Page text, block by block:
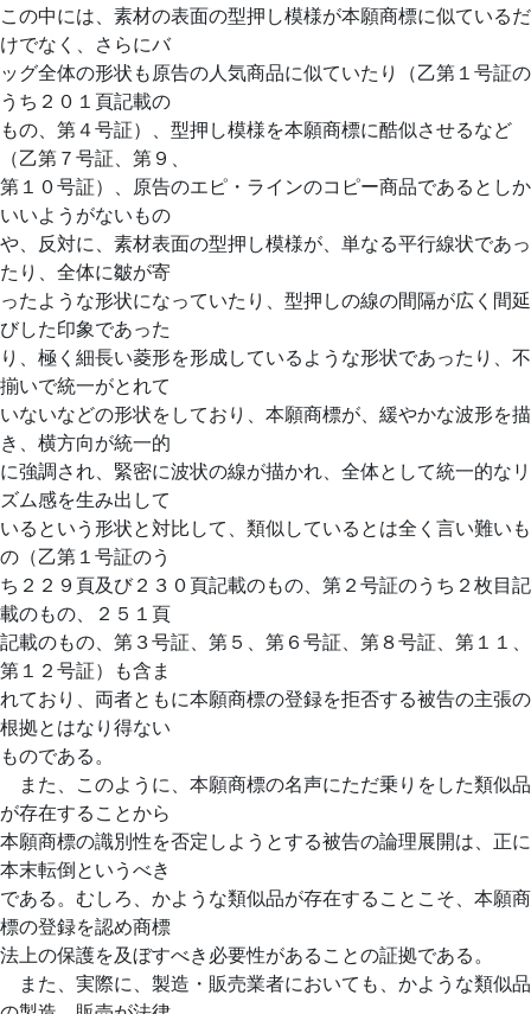
この中には、素材の表面の型押し模様が本願商標に似ているだ
けでなく、さらにバ
ッグ全体の形状も原告の人気商品に似ていたり（乙第１号証の
うち２０１頁記載の
もの、第４号証）、型押し模様を本願商標に酷似させるなど
（乙第７号証、第９、
第１０号証）、原告のエピ・ラインのコピー商品であるとしか
いいようがないもの
や、反対に、素材表面の型押し模様が、単なる平行線状であっ
たり、全体に皺が寄
ったような形状になっていたり、型押しの線の間隔が広く間延
びした印象であった
り、極く細長い菱形を形成しているような形状であったり、不
揃いで統一がとれて
いないなどの形状をしており、本願商標が、緩やかな波形を描
き、横方向が統一的
に強調され、緊密に波状の線が描かれ、全体として統一的なリ
ズム感を生み出して
いるという形状と対比して、類似しているとは全く言い難いも
の（乙第１号証のう
ち２２９頁及び２３０頁記載のもの、第２号証のうち２枚目記
載のもの、２５１頁
記載のもの、第３号証、第５、第６号証、第８号証、第１１、
第１２号証）も含ま
れており、両者ともに本願商標の登録を拒否する被告の主張の
根拠とはなり得ない
ものである。
また、このように、本願商標の名声にただ乗りをした類似品
が存在することから
本願商標の識別性を否定しようとする被告の論理展開は、正に
本末転倒というべき
である。むしろ、かような類似品が存在することこそ、本願商
標の登録を認め商標
法上の保護を及ぼすべき必要性があることの証拠である。
また、実際に、製造・販売業者においても、かような類似品